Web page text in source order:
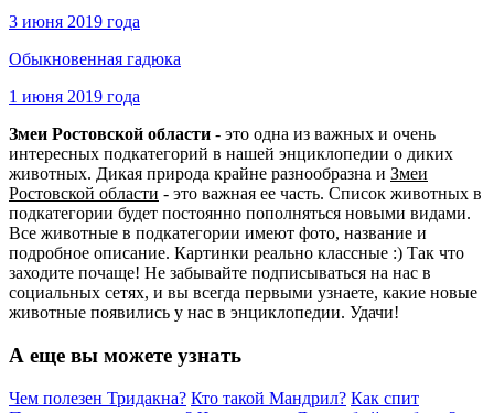
3 июня 2019 года
Обыкновенная гадюка
1 июня 2019 года
Змеи Ростовской области - это одна из важных и очень
интересных подкатегорий в нашей энциклопедии о диких
животных. Дикая природа крайне разнообразна и Змеи
Ростовской области - это важная ее часть. Список животных в
подкатегории будет постоянно пополняться новыми видами.
Все животные в подкатегории имеют фото, название и
подробное описание. Картинки реально классные :) Так что
заходите почаще! Не забывайте подписываться на нас в
социальных сетях, и вы всегда первыми узнаете, какие новые
животные появились у нас в энциклопедии. Удачи!
А еще вы можете узнать
Чем полезен Тридакна? Кто такой Мандрил? Как спит